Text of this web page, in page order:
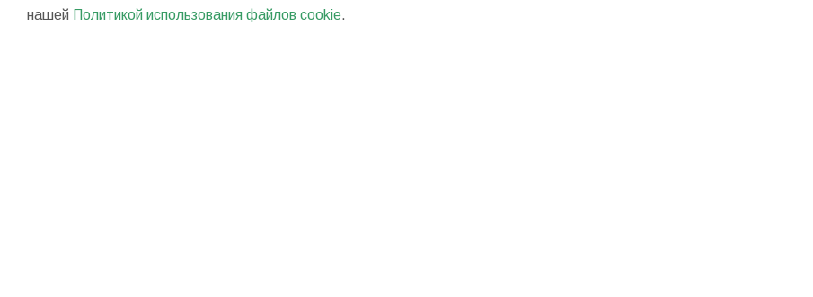
нашей Политикой использования файлов cookie.